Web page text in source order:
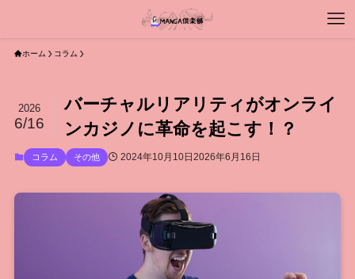
ホーム コラム
バーチャルリアリティがオンライ
ンカジノに革命を起こす！？
2026
6/16
コラム その他 2024年10月10日 2026年6月16日